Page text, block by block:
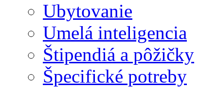
Ubytovanie
Umelá inteligencia
Štipendiá a pôžičky
Špecifické potreby